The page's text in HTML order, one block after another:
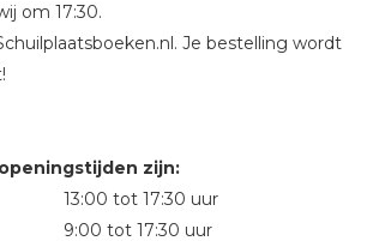
om 17:30.
Je bestelling wordt
zijn:
13:00 tot 17:30 uur
9:00 tot 17:30 uur